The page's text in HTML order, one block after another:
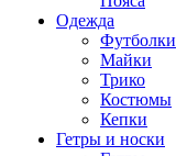
Одежда
Футболки
Майки
Трико
Костюмы
Кепки
Гетры и носки